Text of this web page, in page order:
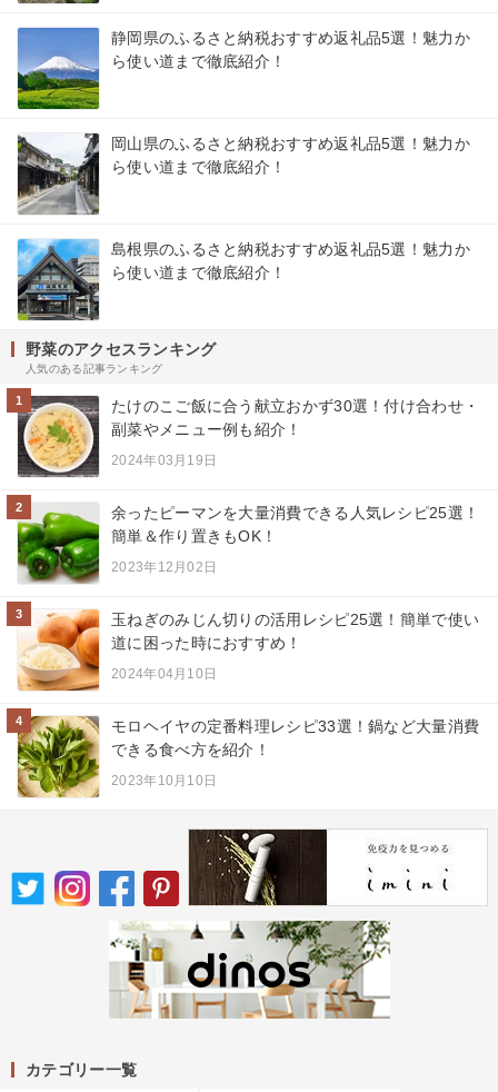
静岡県のふるさと納税おすすめ返礼品5選！魅力か
ら使い道まで徹底紹介！
岡山県のふるさと納税おすすめ返礼品5選！魅力か
ら使い道まで徹底紹介！
島根県のふるさと納税おすすめ返礼品5選！魅力か
ら使い道まで徹底紹介！
野菜のアクセスランキング
人気のある記事ランキング
1
たけのこご飯に合う献立おかず30選！付け合わせ・
副菜やメニュー例も紹介！
2024年03月19日
2
余ったピーマンを大量消費できる人気レシピ25選！
簡単＆作り置きもOK！
2023年12月02日
3
玉ねぎのみじん切りの活用レシピ25選！簡単で使い
道に困った時におすすめ！
2024年04月10日
4
モロヘイヤの定番料理レシピ33選！鍋など大量消費
できる食べ方を紹介！
2023年10月10日
カテゴリー一覧